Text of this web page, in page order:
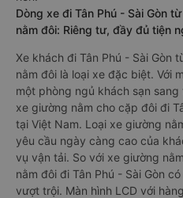
Dòng xe đi Tân Phú - Sài Gòn
nằm đôi: Riêng tư, đầy đủ tiện
Xe khách đi Tân Phú - Sài Gòn
nằm đôi là loại xe đặc biệt. Với
một phòng ngủ khách sạn
xe giường nằm cho cặp đôi đi
tại Việt Nam. Loại xe giường
yêu cầu ngày càng cao của
vụ vận tải. So với xe giường
nằm đôi đi Tân Phú - Sài Gòn
vượt trội. Màn hình LCD với